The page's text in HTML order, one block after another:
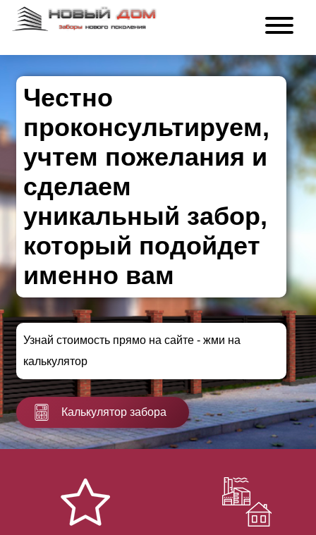
Честно
проконсультируем,
учтем пожелания и
сделаем
уникальный забор,
который подойдет
именно вам
Узнай стоимость прямо на сайте - жми на
калькулятор
Калькулятор забора